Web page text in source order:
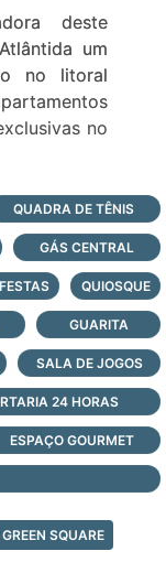
deste
um
no litoral
no
de festas
dos
deste
na praia
a sua
mesmo!
QUADRA DE TÊNIS
GÁS CENTRAL
QUIOSQUE
GUARITA
SALA DE JOGOS
24 HORAS
ESPAÇO GOURMET
SQUARE